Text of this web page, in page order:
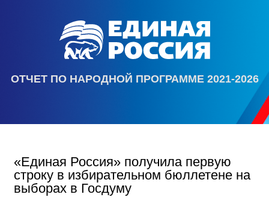
ОТЧЕТ ПО НАРОДНОЙ ПРОГРАММЕ 2021-2026
«Единая Россия» получила первую
строку в избирательном бюллетене на
выборах в Госдуму